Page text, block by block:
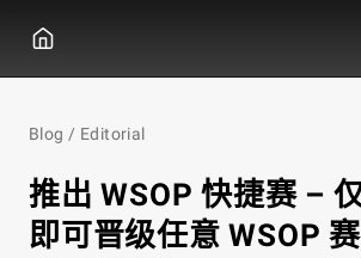
Blog / Editorial
推出 WSOP 快捷赛 –
即可晋级任意 WSOP 赛